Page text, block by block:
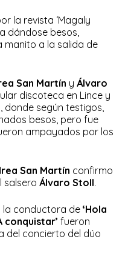
la revista ‘Magaly
dándose besos,
manito a la salida de
San Martín y Álvaro
discoteca en Lince y
donde según testigos,
besos, pero fue
ampayados por los
San Martín confirmo
salseroÁlvaro Stoll.
la conductora de ‘Hola
conquistar’ fueron
del concierto del dúo